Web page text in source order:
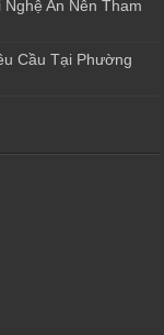
An Nên Tham
Cầu Tại Phường